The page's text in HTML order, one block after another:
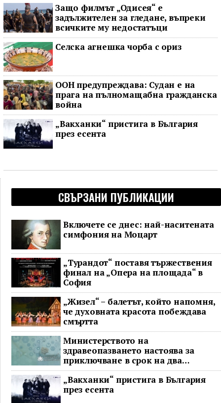
Защо филмът „Одисея“ е
задължителен за гледане, въпреки
всичките му недостатъци
Селска агнешка чорба с ориз
ООН предупреждава: Судан е на
прага на пълномащабна гражданска
война
„Вакханки“ пристига в България
през есента
СВЪРЗАНИ ПУБЛИКАЦИИ
Включете се днес: най-наситената
симфония на Моцарт
„Турандот“ поставя тържествения
финал на „Опера на площада“ в
София
„Жизел“ – балетът, който напомня,
че духовната красота побеждава
смъртта
Министерството на
здравеопазването настоява за
приключване в срок на два
ключови строителни проекта
„Вакханки“ пристига в България
през есента